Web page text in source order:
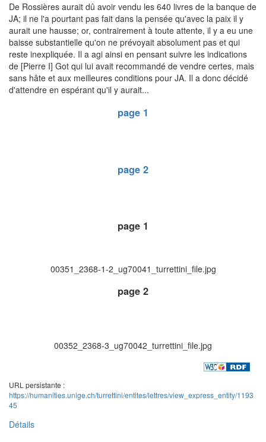
De Rossières aurait dû avoir vendu les 640 livres de la banque de
JA; il ne l'a pourtant pas fait dans la pensée qu'avec la paix il y
aurait une hausse; or, contrairement à toute attente, il y a eu une
baisse substantielle qu'on ne prévoyait absolument pas et qui
reste inexpliquée. Il a agi ainsi en pensant suivre les indications
de [Pierre I] Got qui lui avait recommandé de vendre certes, mais
sans hâte et aux meilleures conditions pour JA. Il a donc décidé
d'attendre en espérant qu'il y aurait...
page 1
page 2
page 1
00351_2368-1-2_ug70041_turrettini_file.jpg
page 2
00352_2368-3_ug70042_turrettini_file.jpg
URL persistante :
https://humanities.unige.ch/turrettini/entites/lettres/view_express_entity/1193
45
Détails